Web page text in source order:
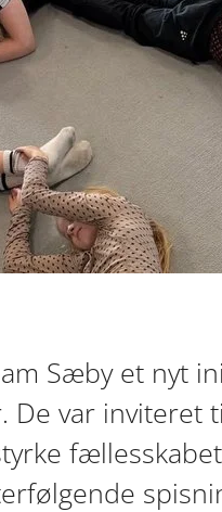
Sæby et nyt
De var inviteret